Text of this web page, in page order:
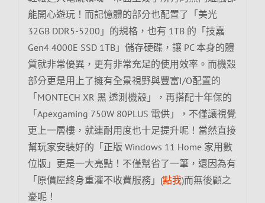
能開心遊玩！而記憶體的部分也配置了「美光
32GB DDR5-5200」的規格，也有 1TB 的「技嘉
Gen4 4000E SSD 1TB」儲存硬碟，讓 PC 本身的體
質就非常優異，更有非常充足的使用效率。而機殼
部分更是用上了擁有全景視野與豐富I/O配置的
「MONTECH XR 黑 透測機殼」，再搭配十年保的
「Apexgaming 750W 80PLUS 電供」，不僅讓視覺
更上一層樓，就連耐用度也十足提升呢！當然直接
幫玩家安裝好的「正版 Windows 11 Home 家用數
位版」更是一大亮點！不僅幫省了一筆，還因為有
「原價屋終身重灌不收費服務」(點我)而無後顧之
憂呢！